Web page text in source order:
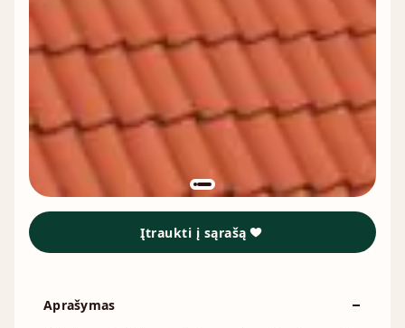
Įtraukti į sąrašą
Aprašymas